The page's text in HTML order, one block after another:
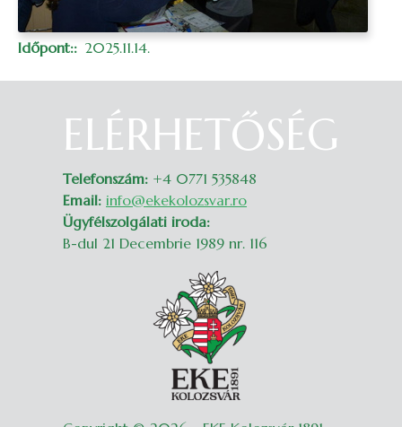
Időpont: 2025.11.14.
ELÉRHETŐSÉG
Telefonszám: +4 0771 535848
Email: info@ekekolozsvar.ro
Ügyfélszolgálati iroda:
B-dul 21 Decembrie 1989 nr. 116